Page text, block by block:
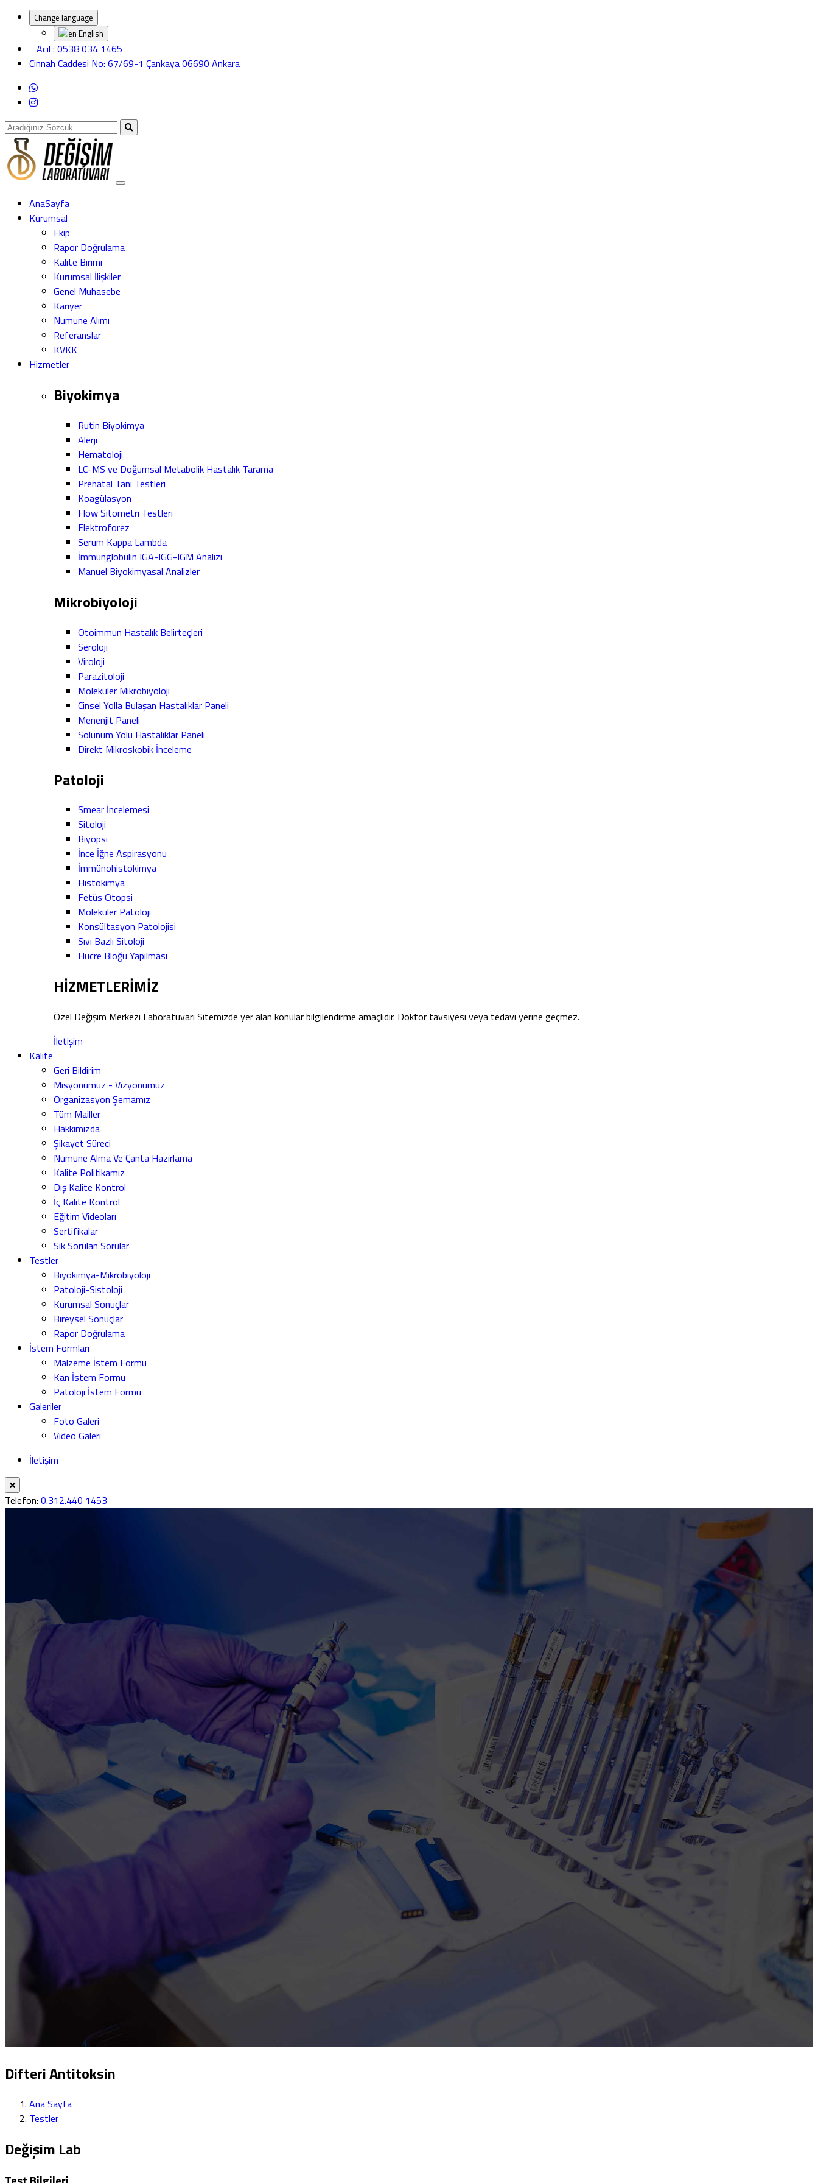
Change language
English
Acil : 0538 034 1465
Cinnah Caddesi No: 67/69-1 Çankaya 06690 Ankara
AnaSayfa
Kurumsal
Ekip
Rapor Doğrulama
Kalite Birimi
Kurumsal İlişkiler
Genel Muhasebe
Kariyer
Numune Alımı
Referanslar
KVKK
Hizmetler
Biyokimya
Rutin Biyokimya
Alerji
Hematoloji
LC-MS ve Doğumsal Metabolik Hastalık Tarama
Prenatal Tanı Testleri
Koagülasyon
Flow Sitometri Testleri
Elektroforez
Serum Kappa Lambda
İmmünglobulin IGA-IGG-IGM Analizi
Manuel Biyokimyasal Analizler
Mikrobiyoloji
Otoimmun Hastalık Belirteçleri
Seroloji
Viroloji
Parazitoloji
Moleküler Mikrobiyoloji
Cinsel Yolla Bulaşan Hastalıklar Paneli
Menenjit Paneli
Solunum Yolu Hastalıklar Paneli
Direkt Mikroskobik İnceleme
Patoloji
Smear İncelemesi
Sitoloji
Biyopsi
İnce İğne Aspirasyonu
İmmünohistokimya
Histokimya
Fetüs Otopsi
Moleküler Patoloji
Konsültasyon Patolojisi
Sıvı Bazlı Sitoloji
Hücre Bloğu Yapılması
HİZMETLERİMİZ
Özel Değişim Merkezi Laboratuvarı Sitemizde yer alan konular bilgilendirme amaçlıdır. Doktor tavsiyesi veya tedavi yerine geçmez.
İletişim
Kalite
Geri Bildirim
Misyonumuz - Vizyonumuz
Organizasyon Şemamız
Tüm Mailler
Hakkımızda
Şikayet Süreci
Numune Alma Ve Çanta Hazırlama
Kalite Politikamız
Dış Kalite Kontrol
İç Kalite Kontrol
Eğitim Videoları
Sertifikalar
Sık Sorulan Sorular
Testler
Biyokimya-Mikrobiyoloji
Patoloji-Sistoloji
Kurumsal Sonuçlar
Bireysel Sonuçlar
Rapor Doğrulama
İstem Formları
Malzeme İstem Formu
Kan İstem Formu
Patoloji İstem Formu
Galeriler
Foto Galeri
Video Galeri
İletişim
Telefon: 0.312.440 1453
Difteri Antitoksin
Ana Sayfa
Testler
Değişim Lab